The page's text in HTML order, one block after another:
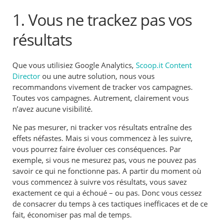
1. Vous ne trackez pas vos
résultats
Que vous utilisiez Google Analytics,Scoop.it Content
Director ou une autre solution, nous vous
recommandons vivement de tracker vos campagnes.
Toutes vos campagnes. Autrement, clairement vous
n’avez aucune visibilité.
Ne pas mesurer, ni tracker vos résultats entraîne des
effets néfastes. Mais si vous commencez à les suivre,
vous pourrez faire évoluer ces conséquences. Par
exemple, si vous ne mesurez pas, vous ne pouvez pas
savoir ce qui ne fonctionne pas. A partir du moment où
vous commencez à suivre vos résultats, vous savez
exactement ce qui a échoué – ou pas. Donc vous cessez
de consacrer du temps à ces tactiques inefficaces et de ce
fait, économiser pas mal de temps.